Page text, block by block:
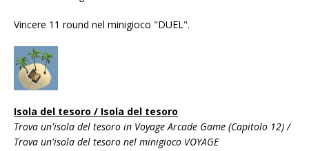
Vincere 11 round nel minigioco "DUEL".
Isola del tesoro / Isola del tesoro
Trova un'isola del tesoro in Voyage Arcade Game (Capitolo 12) /
Trova un'isola del tesoro nel minigioco VOYAGE